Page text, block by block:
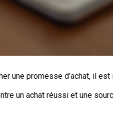
une promesse d’achat, il
un achat réussi et une